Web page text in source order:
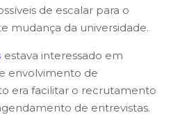
de escalar para o
mudança da universidade.
estava interessado em
envolvimento de
era facilitar o recrutamento
de entrevistas.